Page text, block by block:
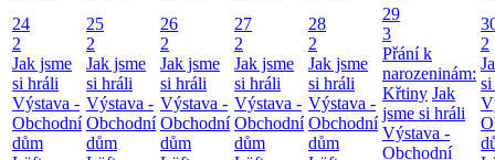
24
2
Jak jsme
si hráli
Výstava -
Obchodní
dům
25
2
Jak jsme
si hráli
Výstava -
Obchodní
dům
26
2
Jak jsme
si hráli
Výstava -
Obchodní
dům
27
2
Jak jsme
si hráli
Výstava -
Obchodní
dům
28
2
Jak jsme
si hráli
Výstava -
Obchodní
dům
29
3
Přání k
narozeninám:
Křtiny Jak
jsme si hráli
Výstava -
Obchodní
2